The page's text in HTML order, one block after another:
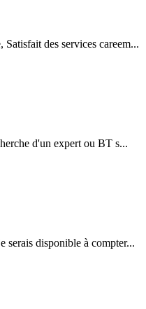
des services careem...
d'un expert ou BT s...
serais disponible à compter...